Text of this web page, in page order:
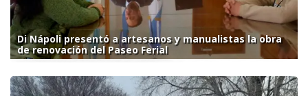
Di Nápoli presentó a artesanos y manualistas la obra
de renovación del Paseo Ferial